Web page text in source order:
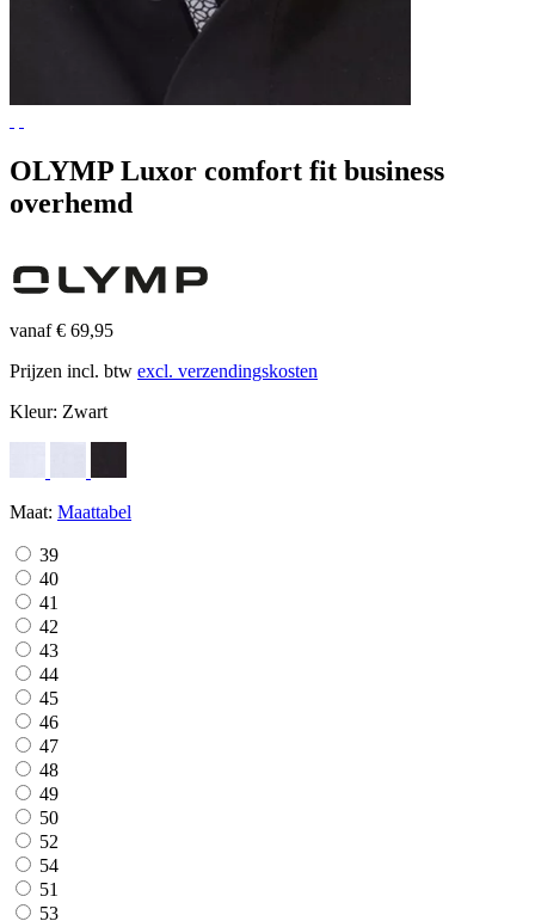
OLYMP Luxor comfort fit business
overhemd
vanaf € 69,95
Prijzen incl. btw excl. verzendingskosten
Kleur: Zwart
Maat: Maattabel
39
40
41
42
43
44
45
46
47
48
49
50
52
54
51
53